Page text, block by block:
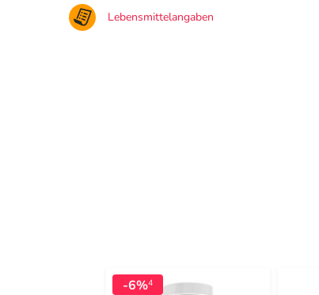
Lebensmittelangaben
-6%4